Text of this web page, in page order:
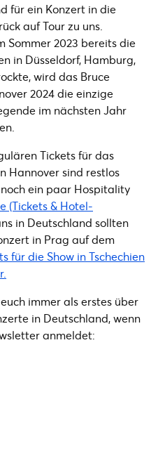
für ein Konzert in die
auf Tour zu uns.
Sommer 2023 bereits die
in Düsseldorf, Hamburg,
wird das Bruce
2024 die einzige
im nächsten Jahr
Tickets für das
Hannover sind restlos
ein paar Hospitality
(Tickets & Hotel-
in Deutschland sollten
in Prag auf dem
für die Show in Tschechien
immer als erstes über
in Deutschland, wenn
anmeldet: